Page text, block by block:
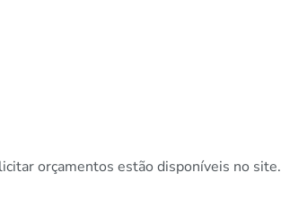
orçamentos estão disponíveis no site.